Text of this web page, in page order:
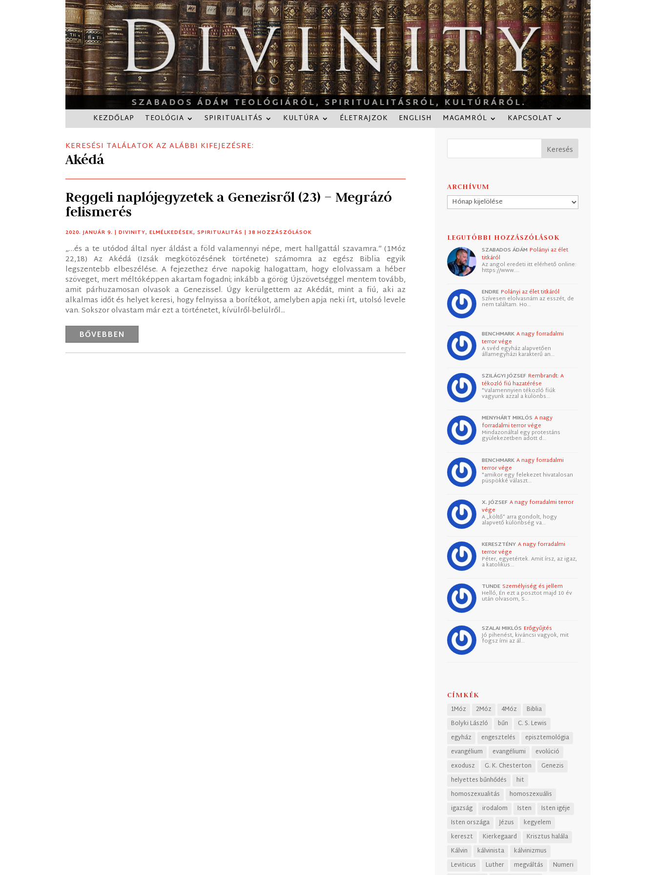
KEZDŐLAP TEOLÓGIA SPIRITUALITÁS KULTÚRA ÉLETRAJZOK ENGLISH MAGAMRÓL KAPCSOLAT
KERESÉSI TALÁLATOK AZ ALÁBBI KIFEJEZÉSRE:
Akédá
Reggeli naplójegyzetek a Genezisről (23) – Megrázó
felismerés
2020. JANUÁR 9. |DIVINITY,ELMÉLKEDÉSEK,SPIRITUALITÁS | 38 HOZZÁSZÓLÁSOK
„…és a te utódod által nyer áldást a föld valamennyi népe, mert hallgattál szavamra.” (1Móz
22,18) Az Akédá (Izsák megkötözésének története) számomra az egész Biblia egyik
legszentebb elbeszélése. A fejezethez érve napokig halogattam, hogy elolvassam a héber
szöveget, mert méltóképpen akartam fogadni; inkább a görög Újszövetséggel mentem tovább,
amit párhuzamosan olvasok a Genezissel. Úgy kerülgettem az Akédát, mint a fiú, aki az
alkalmas időt és helyet keresi, hogy felnyissa a borítékot, amelyben apja neki írt, utolsó levele
van. Sokszor olvastam már ezt a történetet, kívülről-belülről...
BŐVEBBEN
ARCHÍVUM
Archívum
LEGUTÓBBI HOZZÁSZÓLÁSOK
SZABADOS ÁDÁM Polányi az élet
titkáról
Az angol eredeti itt elérhető online:
https://www.…
ENDRE Polányi az élet titkáról
Szívesen elolvasnám az esszét, de
nem találtam. Ho…
BENCHMARK A nagy forradalmi
terror vége
A svéd egyház alapvetően
államegyházi karakterű an…
SZILÁGYI JÓZSEF Rembrandt: A
tékozló fiú hazatérése
"Valamennyien tékozló fiúk
vagyunk azzal a különbs…
MENYHÁRT MIKLÓS A nagy
forradalmi terror vége
Mindazonáltal egy protestáns
gyülekezetben adott d…
BENCHMARK A nagy forradalmi
terror vége
"amikor egy felekezet hivatalosan
püspökké választ…
X. JÓZSEF A nagy forradalmi terror
vége
A „költő” arra gondolt, hogy
alapvető különbség va…
KERESZTÉNY A nagy forradalmi
terror vége
Péter, egyetértek. Amit írsz, az igaz,
a katolikus…
TUNDE Személyiség és jellem
Helló, Én ezt a posztot majd 10 év
után olvasom, S…
SZALAI MIKLÓS Erőgyűjtés
Jó pihenést, kiváncsi vagyok, mit
fogsz írni az ál…
CÍMKÉK
1Móz 2Móz 4Móz
Biblia
Bolyki László
bűn
C. S. Lewis
egyház
engesztelés
episztemológia
evangélium
evangéliumi
evolúció
exodusz
G. K. Chesterton
Genezis
helyettes bűnhődés
hit
homoszexualitás
homoszexuális
igazság
irodalom Isten
Isten igéje
Isten országa
Jézus
kegyelem
kereszt
Kierkegaard
Krisztus halála
Kálvin
kálvinista
kálvinizmus
Leviticus
Luther megváltás
Numeri